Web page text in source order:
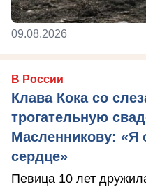
09.08.2026
В России
Клава Кока со
трогательную
Масленникову: «Я
сердце»
Певица 10 лет